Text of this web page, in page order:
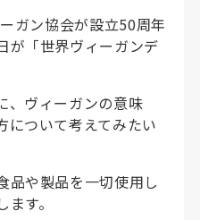
ガン協会が設立50周年
が「世界ヴィーガンデ
、ヴィーガンの意味
について考えてみたい
品や製品を一切使用し
す。